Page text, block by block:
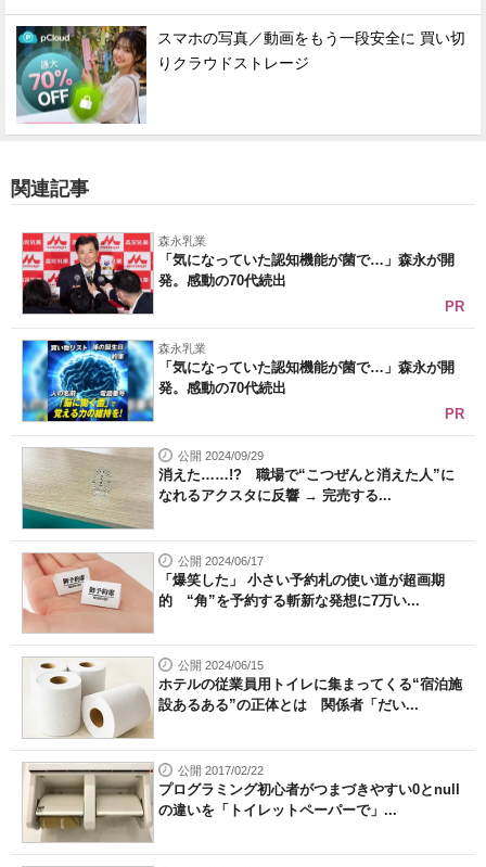
スマホの写真／動画をもう一段安全に 買い切
りクラウドストレージ
関連記事
森永乳業
「気になっていた認知機能が菌で…」森永が開
発。感動の70代続出
PR
森永乳業
「気になっていた認知機能が菌で…」森永が開
発。感動の70代続出
PR
公開 2024/09/29
消えた……!? 職場で“こつぜんと消えた人”に
なれるアクスタに反響 → 完売する...
公開 2024/06/17
「爆笑した」 小さい予約札の使い道が超画期
的 “角”を予約する斬新な発想に7万い...
公開 2024/06/15
ホテルの従業員用トイレに集まってくる“宿泊施
設あるある”の正体とは 関係者「だい...
公開 2017/02/22
プログラミング初心者がつまづきやすい0とnull
の違いを「トイレットペーパーで」...